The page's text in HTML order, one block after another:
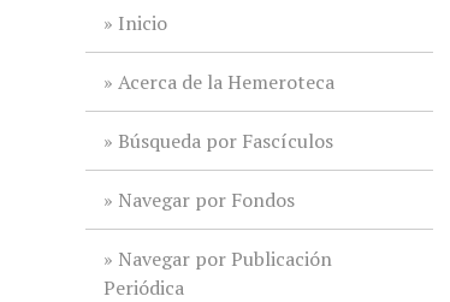
Inicio
Acerca de la Hemeroteca
Búsqueda por Fascículos
Navegar por Fondos
Navegar por Publicación
Periódica